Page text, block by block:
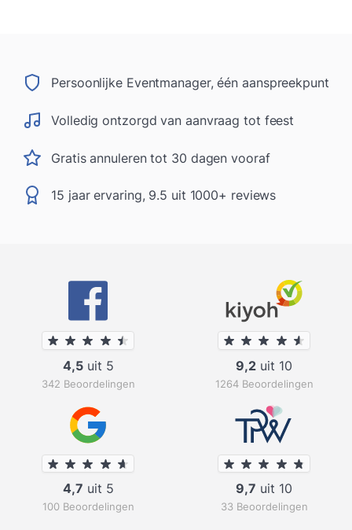
Persoonlijke Eventmanager, één aanspreekpunt
Volledig ontzorgd van aanvraag tot feest
Gratis annuleren tot 30 dagen vooraf
15 jaar ervaring, 9.5 uit 1000+ reviews
4,5uit 5
342 Beoordelingen
9,2 uit 10
1264 Beoordelingen
4,7 uit 5
100 Beoordelingen
9,7 uit 10
33 Beoordelingen